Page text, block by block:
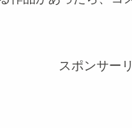
スポンサー